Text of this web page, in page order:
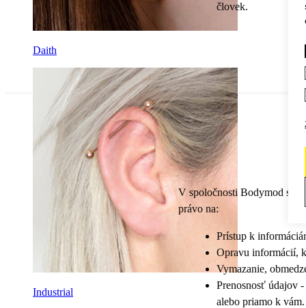
Daith
Industrial
človek.
V spoločnosti Bodymod sa
právo na:
Prístup k
Opravu informácií,
Vymazanie,
Prenosnosť údajov
alebo priamo k vám.